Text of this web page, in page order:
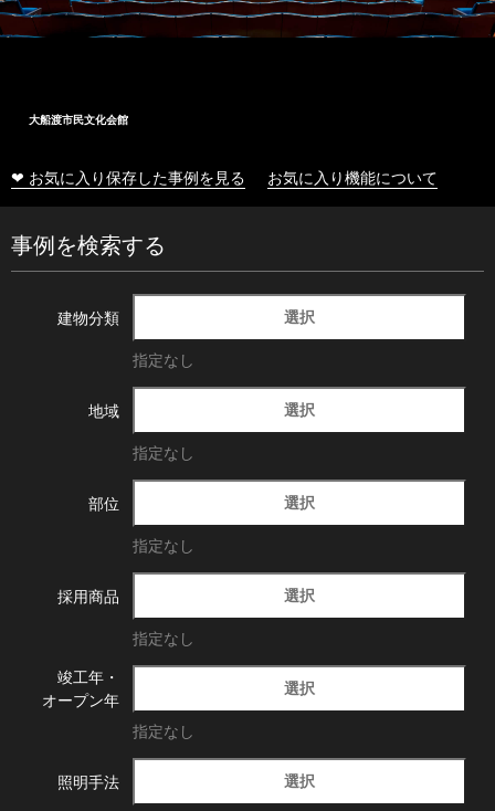
大船渡市民文化会館
❤ お気に入り保存した事例を見る お気に入り機能について
事例を検索する
建物分類 選択
指定なし
地域 選択
指定なし
部位 選択
指定なし
採用商品 選択
指定なし
竣工年・
オープン年
選択
指定なし
照明手法 選択